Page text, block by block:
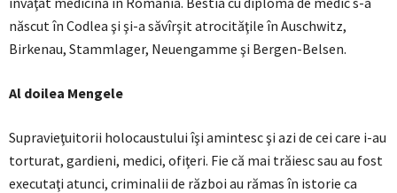
născut în Codlea şi şi-a săvîrşit atrocităţile în Auschwitz,
Birkenau, Stammlager, Neuengamme şi Bergen-Belsen.
Al doilea Mengele
Supravieţuitorii holocaustului îşi amintesc şi azi de cei care i-au
torturat, gardieni, medici, ofiţeri. Fie că mai trăiesc sau au fost
executaţi atunci, criminalii de război au rămas în istorie ca